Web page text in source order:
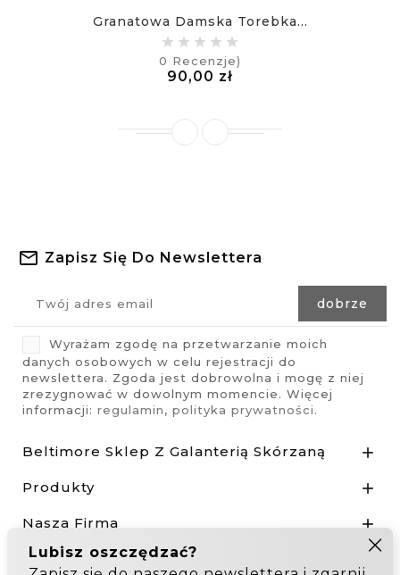
Granatowa Damska Torebka...
0 Recenzje)
90,00 zł
Zapisz Się Do Newslettera
Wyrażam zgodę na przetwarzanie moich
danych osobowych w celu rejestracji do
newslettera. Zgoda jest dobrowolna i mogę z niej
zrezygnować w dowolnym momencie. Więcej
informacji: regulamin, polityka prywatności.
Beltimore Sklep Z Galanterią Skórzaną 
Produkty 
Nasza Firma 
Odstąp od umowy tutaj